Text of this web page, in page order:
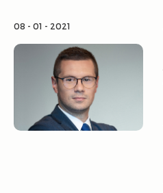
08 - 01 - 2021